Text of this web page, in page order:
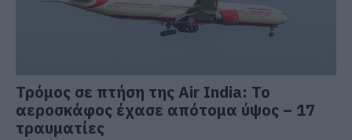
Τρόμος σε πτήση της Air India: Το
αεροσκάφος έχασε απότομα ύψος – 17
τραυματίες